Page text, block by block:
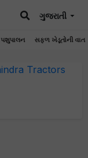
પશુપાલન સફળ ખેડૂતોની વાત
ગુજરાતી